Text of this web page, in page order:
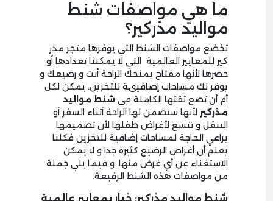
ما هي مواصفات شنط
مواليد مذركير؟
تخضع مواصفات الشنط التي يوفرها متجر مذر
كير للمعايير العالمية التي لا يمكننا تعدادها أو
حصرها لأنها مفتاح يمنحك الراحة أنت و رضيعك و
يوفر لك مساحات إضافيىة للتخزين. يمكن لكل
أم أن تضع ثقتها الكاملة في شنط مواليد
مذركير لأنها ستضمن لها الراحة أثناء السفر أو
التنقل و تتسع لأغراض طفلها لأن تصميمها
يراعي الحاجة لمساحات إضافية للتخزين فكلنا
يعلم أن أغراض الرضيع كثيرة جدا و لا يمكن
الاستغناء عن أي غرض منها. و فيما يلي جملة
من مواصفات هذه الشنط الرفيعة.
شنط مواليد مذركير: خيار بمعايير عالمية